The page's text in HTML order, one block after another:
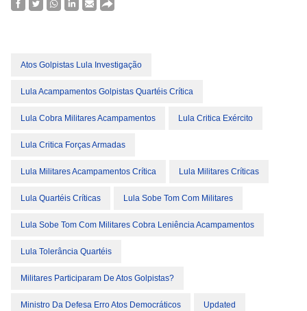
Atos Golpistas Lula Investigação
Lula Acampamentos Golpistas Quartéis Crítica
Lula Cobra Militares Acampamentos Lula Critica Exército
Lula Critica Forças Armadas
Lula Militares Acampamentos Crítica Lula Militares Críticas
Lula Quartéis Críticas Lula Sobe Tom Com Militares
Lula Sobe Tom Com Militares Cobra Leniência Acampamentos
Lula Tolerância Quartéis
Militares Participaram De Atos Golpistas?
Ministro Da Defesa Erro Atos Democráticos Updated